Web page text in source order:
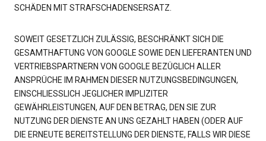
SCHÄDEN MIT STRAFSCHADENSERSATZ.
SOWEIT GESETZLICH ZULÄSSIG, BESCHRÄNKT SICH DIE
GESAMTHAFTUNG VON GOOGLE SOWIE DEN LIEFERANTEN UND
VERTRIEBSPARTNERN VON GOOGLE BEZÜGLICH ALLER
ANSPRÜCHE IM RAHMEN DIESER NUTZUNGSBEDINGUNGEN,
EINSCHLIESSLICH JEGLICHER IMPLIZITER
GEWÄHRLEISTUNGEN, AUF DEN BETRAG, DEN SIE ZUR
NUTZUNG DER DIENSTE AN UNS GEZAHLT HABEN (ODER AUF
DIE ERNEUTE BEREITSTELLUNG DER DIENSTE, FALLS WIR DIESE